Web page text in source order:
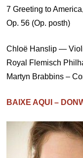
7 Greeting to
Op. 56 (Op. posth)
Chloë Hanslip —
Royal Flemisch
Martyn Brabbins –
BAIXE AQUI –